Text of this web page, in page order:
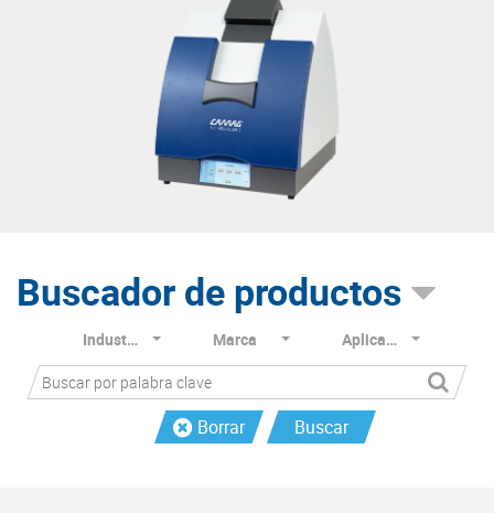
Buscador de productos
Industria Marca Aplicación
Borrar Buscar